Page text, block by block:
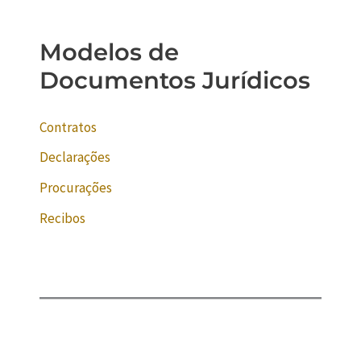
Modelos de
Documentos Jurídicos
Contratos
Declarações
Procurações
Recibos